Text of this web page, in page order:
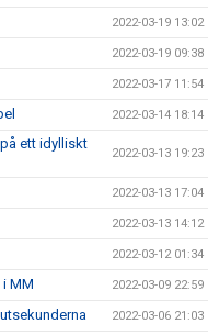
2022-03-19 13:02
2022-03-19 09:38
2022-03-17 11:54
2022-03-14 18:14
ett idylliskt
2022-03-13 19:23
2022-03-13 17:04
2022-03-13 14:12
2022-03-12 01:34
MM 2022-03-09 22:59
2022-03-06 21:03